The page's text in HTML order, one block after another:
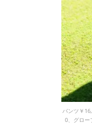
パンツ￥
0、グロー